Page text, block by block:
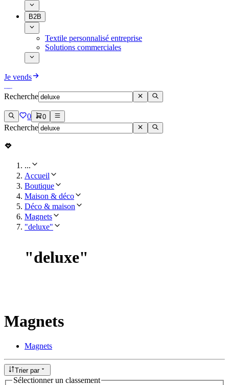
B2B
Textile personnalisé entreprise
Solutions commerciales
Je vends
Recherche
0 0
Recherche
...
Accueil
Boutique
Maison & déco
Déco & maison
Magnets
"deluxe"
"deluxe"
Magnets
Magnets
Trier par
Sélectionner un classement